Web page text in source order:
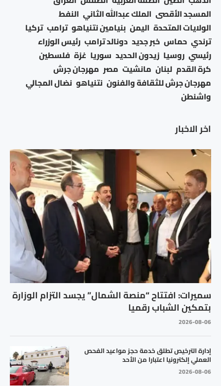
اخر الاخبار
سميرات: افتتاح “منصة الشمال” يجسد التزام الوزارة
بتمكين الشباب رقميا
2026-08-06
إدارة الترخيص تطلق خدمة حجز مواعيد الفحص
العملي إلكترونيا اعتبارا من الأحد
2026-08-06
المسجد الأقصى الملك عبدالله الثاني النفط
الولايات المتحدة اليمن بنيامين نتنياهو ترامب تركيا
ترندي حماس خبر جديد دونالد ترامب رئيس الوزراء
رئيسي روسيا زيدون الحديد سوريا غزة فلسطين
كرة القدم لبنان مانشيت مصر مهرجان جرش
مهرجان جرش للثقافة والفنون نتنياهو نضال المجالي
واشنطن